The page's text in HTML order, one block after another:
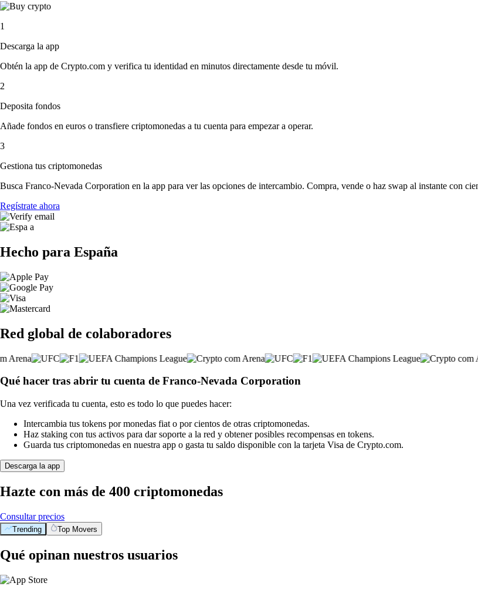
1
Descarga la app
Obtén la app de Crypto.com y verifica tu identidad en minutos directamente desde tu móvil.
2
Deposita fondos
Añade fondos en euros o transfiere criptomonedas a tu cuenta para empezar a operar.
3
Gestiona tus criptomonedas
Busca Franco-Nevada Corporation en la app para ver las opciones de intercambio. Compra, vende o haz swap al instante con
Regístrate ahora
Hecho para España
Red global de colaboradores
Qué hacer tras abrir tu cuenta de Franco-Nevada Corporation
Una vez verificada tu cuenta, esto es todo lo que puedes hacer:
Intercambia tus tokens por monedas fiat o por cientos de otras criptomonedas.
Haz staking con tus activos para dar soporte a la red y obtener posibles recompensas en tokens.
Guarda tus criptomonedas en nuestra app o gasta tu saldo disponible con la tarjeta Visa de Crypto.com.
Descarga la app
Hazte con más de 400 criptomonedas
Consultar precios
Trending Top Movers
Qué opinan nuestros usuarios